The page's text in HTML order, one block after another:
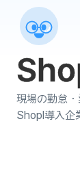
現場の勤怠
Shopl導入企